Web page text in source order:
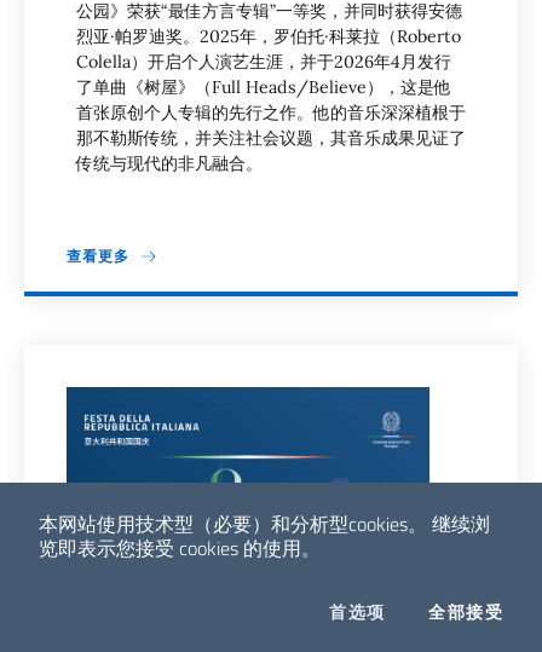
本网站使用技术型（必要）和分析型cookies。
继续浏
览即表示您接受 cookies 的使用。
首选项 COOKIES全部接受I
公园》荣获“最佳方言专辑”一等奖，并同时获得安德
烈亚·帕罗迪奖。2025年，罗伯托·科莱拉（Roberto
Colella）开启个人演艺生涯，并于2026年4月发行
了单曲《树屋》（Full Heads/Believe），这是他
首张原创个人专辑的先行之作。他的音乐深深植根于
那不勒斯传统，并关注社会议题，其音乐成果见证了
传统与现代的非凡融合。
查看更多